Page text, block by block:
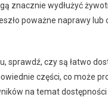
znacznie wydłużyć
poważne naprawy lub
sprawdź, czy są łatwo
części, co może
na temat